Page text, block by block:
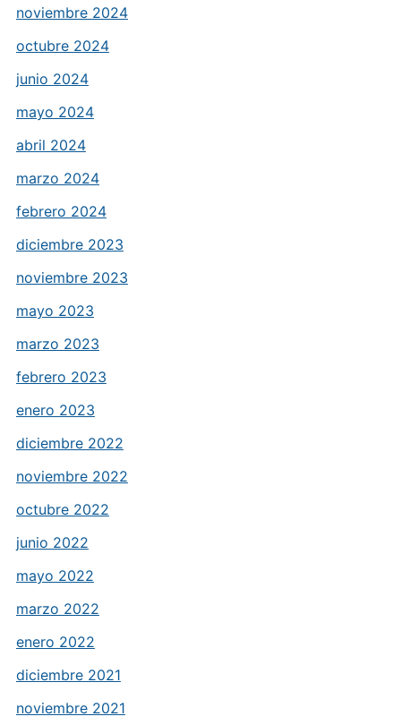
noviembre 2024
octubre 2024
junio 2024
mayo 2024
abril 2024
marzo 2024
febrero 2024
diciembre 2023
noviembre 2023
mayo 2023
marzo 2023
febrero 2023
enero 2023
diciembre 2022
noviembre 2022
octubre 2022
junio 2022
mayo 2022
marzo 2022
enero 2022
diciembre 2021
noviembre 2021